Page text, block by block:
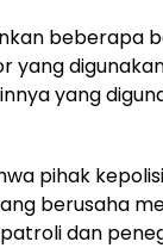
beberapa
yang
yang
pihak
berusaha
dan